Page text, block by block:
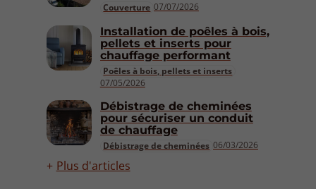
Couverture 07/07/2026
Poêles à bois, pellets et inserts
07/05/2026
Installation de poêles à bois,
pellets et inserts pour
chauffage performant
Débistrage de cheminées 06/03/2026
Débistrage de cheminées
pour sécuriser un conduit
de chauffage
Plus d'articles